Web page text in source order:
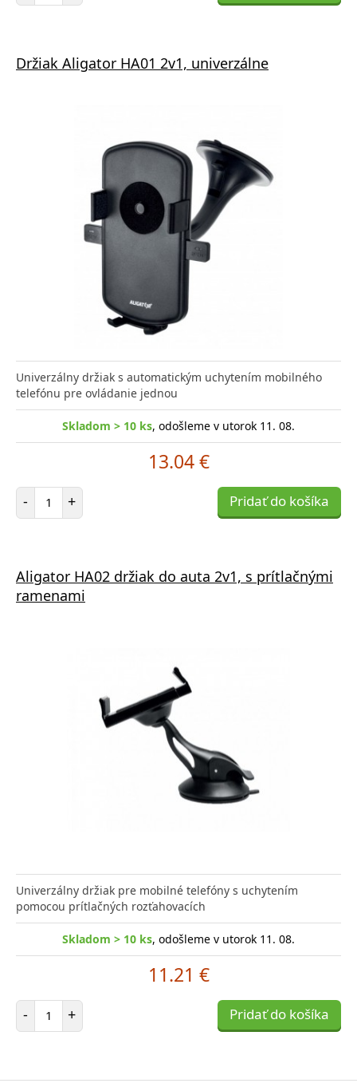
Držiak Aligator HA01 2v1, univerzálne
Univerzálny držiak s automatickým uchytením mobilného
telefónu pre ovládanie jednou
Skladom > 10 ks, odošleme v utorok 11. 08.
13.04 €
- Počet položiek
+ Pridať do košíka
Aligator HA02 držiak do auta 2v1, s prítlačnými
ramenami
Univerzálny držiak pre mobilné telefóny s uchytením
pomocou prítlačných rozťahovacích
Skladom > 10 ks, odošleme v utorok 11. 08.
11.21 €
- Počet položiek
+ Pridať do košíka